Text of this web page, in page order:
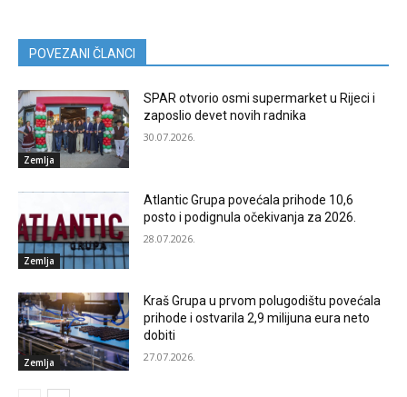
POVEZANI ČLANCI
Zemlja
SPAR otvorio osmi supermarket u Rijeci i
zaposlio devet novih radnika
30.07.2026.
Zemlja
Atlantic Grupa povećala prihode 10,6
posto i podignula očekivanja za 2026.
28.07.2026.
Zemlja
Kraš Grupa u prvom polugodištu povećala
prihode i ostvarila 2,9 milijuna eura neto
dobiti
27.07.2026.